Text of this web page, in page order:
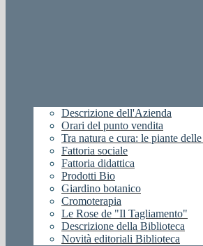
Descrizione dell'Azienda
Orari del punto vendita
Tra natura e cura: le piante
Fattoria sociale
Fattoria didattica
Prodotti Bio
Giardino botanico
Cromoterapia
Le Rose de "Il Tagliamento"
Descrizione della Biblioteca
Novità editoriali Biblioteca